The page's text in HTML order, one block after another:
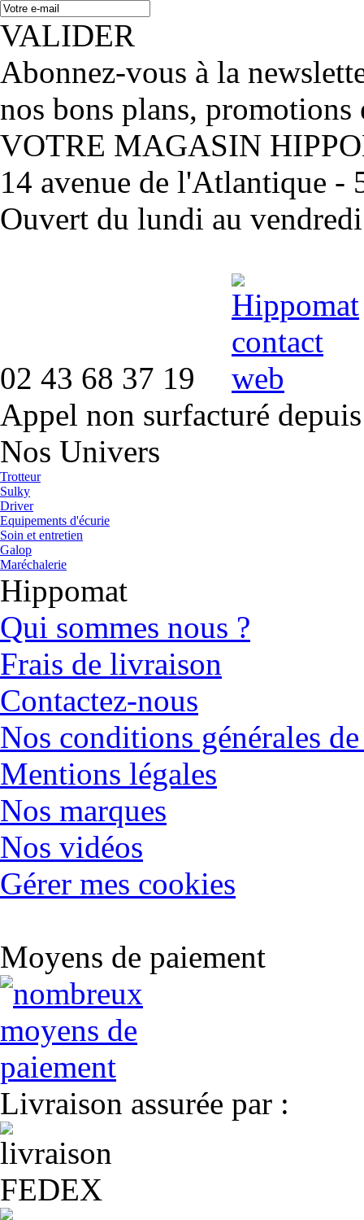
VALIDER
Abonnez-vous à la
nos bons plans, promotions
VOTRE MAGASIN
14 avenue de l'Atlantique -
Ouvert du lundi au
02 43 68 37 19
Appel non surfacturé
Nos Univers
Trotteur
Sulky
Driver
Equipements d'écurie
Soin et entretien
Galop
Maréchalerie
Hippomat
Qui sommes nous ?
Frais de livraison
Contactez-nous
Nos conditions générales
Mentions légales
Nos marques
Nos vidéos
Gérer mes cookies
Moyens de paiement
Livraison assurée par :